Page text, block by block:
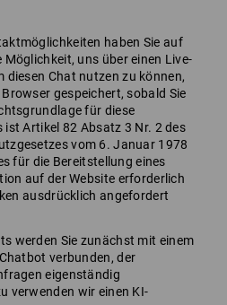
haben Sie auf
Möglichkeit, uns über einen Live-
diesen Chat nutzen zu können,
gespeichert, sobald Sie
für diese
ist Artikel 82 Absatz 3 Nr. 2 des
vom 6. Januar 1978
für die Bereitstellung eines
auf der Website erforderlich
ausdrücklich angefordert
werden Sie zunächst mit einem
verbunden, der
eigenständig
verwenden wir einen KI-